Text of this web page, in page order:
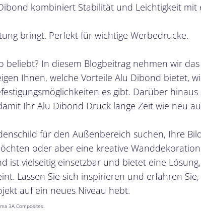
kombiniert Stabilität und Leichtigkeit mit
bringt. Perfekt für wichtige Werbedrucke.
beliebt? In diesem Blogbeitrag nehmen wir
Ihnen, welche Vorteile Alu Dibond bietet,
es gibt. Darüber
Ihr Alu Dibond Druck lange Zeit wie neu
für den Außenbereich suchen, Ihre
oder aber eine kreative
ist vielseitig einsetzbar und bietet eine
Lassen Sie sich inspirieren und erfahren Sie,
auf ein neues Niveau hebt.
3A Composites.